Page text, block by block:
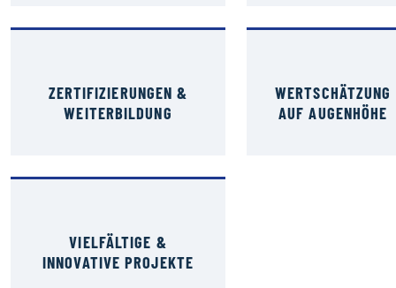
ZERTIFIZIERUNGEN &
WEITERBILDUNG
WERTSCHÄTZUNG
AUF AUGENHÖHE
VIELFÄLTIGE &
INNOVATIVE PROJEKTE